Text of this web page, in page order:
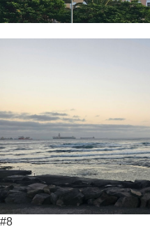
#8